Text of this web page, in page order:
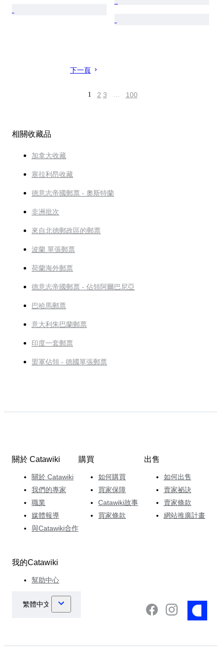
下一頁
1 2 3 … 100
相關收藏品
加拿大收藏
塞拉利昂收藏
德意志帝國郵票 - 奧斯特蘭
非洲批次
來自北德郵政區的郵票
波蘭 單張郵票
荷蘭海外郵票
德意志帝國郵票 - 佔領阿爾巴尼亞
巴哈馬郵票
意大利朱巴蘭郵票
印度一套郵票
盟軍佔領 - 德國單張郵票
關於 Catawiki
關於 Catawiki
我們的專家
職業
媒體報導
與Catawiki合作
購買
如何購買
買家保障
Catawiki故事
買家條款
出售
如何出售
賣家祕訣
賣家條款
網站推廣計畫
我的Catawiki
幫助中心